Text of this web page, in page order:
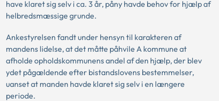
have klaret sig selv i ca. 3 år, påny havde behov for hjælp af
helbredsmæssige grunde.
Ankestyrelsen fandt under hensyn til karakteren af
mandens lidelse, at det måtte påhvile A kommune at
afholde opholdskommunens andel af den hjælp, der blev
ydet pågældende efter bistandslovens bestemmelser,
uanset at manden havde klaret sig selv i en længere
periode.